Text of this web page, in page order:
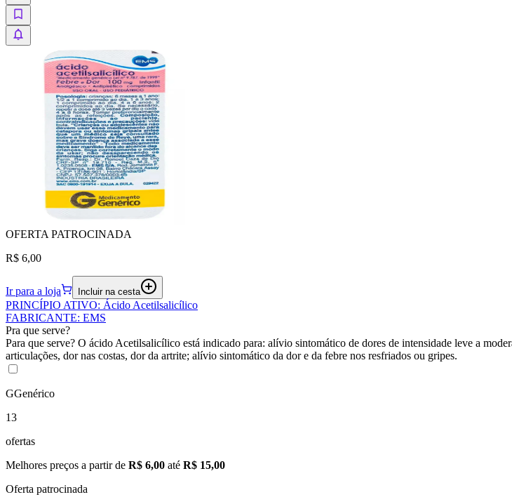
OFERTA PATROCINADA
R$ 6,00
Ir para a loja Incluir na cesta
PRINCÍPIO ATIVO: Ácido Acetilsalicílico
FABRICANTE: EMS
Pra que serve?
Para que serve? O ácido Acetilsalicílico está indicado para: alívio sintomático de dores de intensidade leve a
articulações, dor nas costas, dor da artrite; alívio sintomático da dor e da febre nos resfriados ou gripes.
GGenérico
13
ofertas
Melhores preços a partir de R$ 6,00 até R$ 15,00
Oferta patrocinada